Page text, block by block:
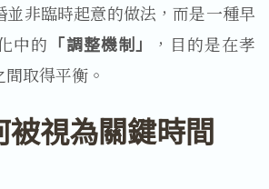
並非臨時起意的做法，而是一種早
中的 「調整機制」
，目的是在孝
取得平衡。
被視為關鍵時間